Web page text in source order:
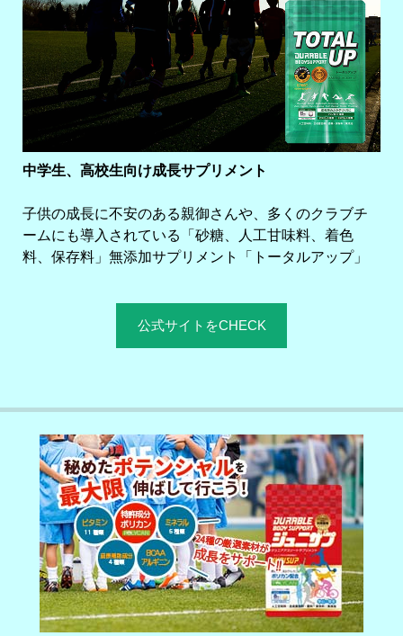
中学生、高校生向け成長サプリメント
子供の成長に不安のある親御さんや、多くのクラブチ
ームにも導入されている「砂糖、人工甘味料、着色
料、保存料」無添加サプリメント「トータルアップ」
公式サイトをCHECK